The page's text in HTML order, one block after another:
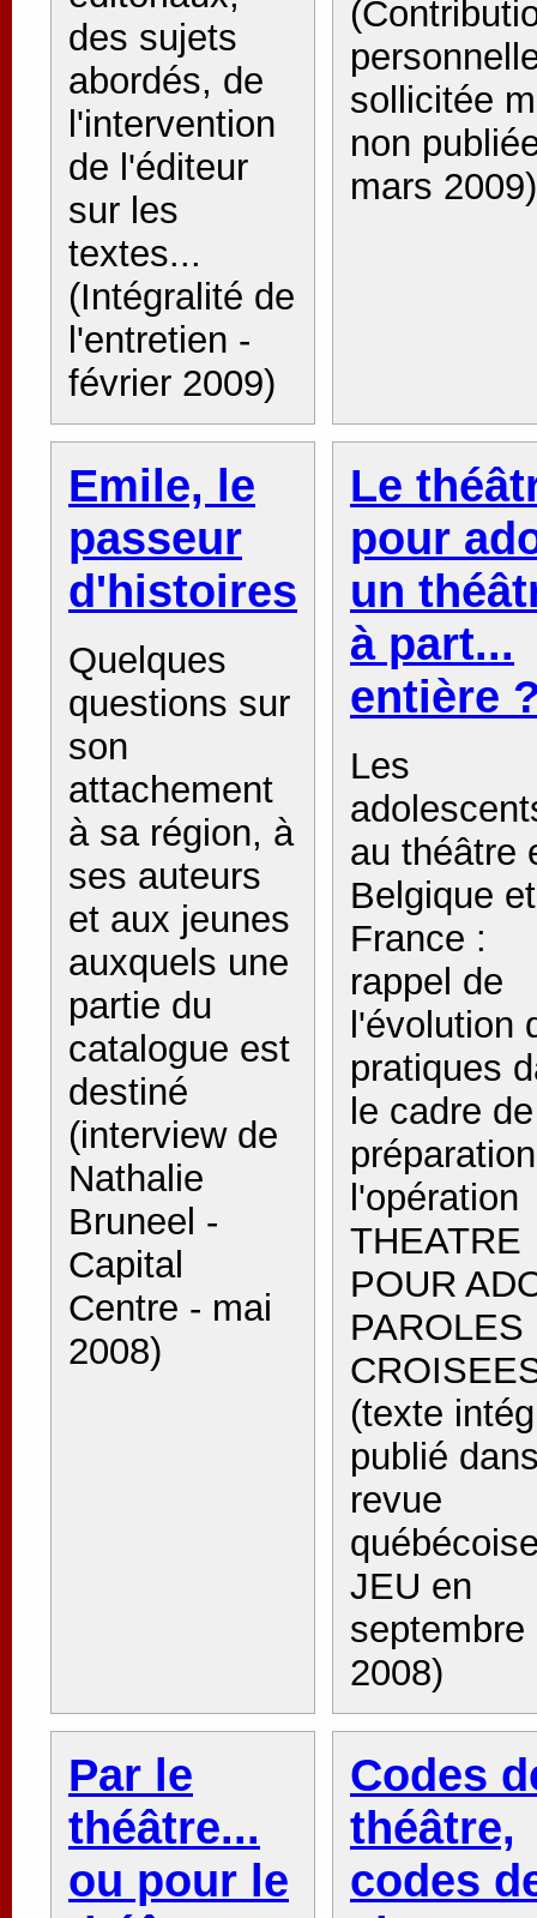
des sujets
abordés, de
l'intervention
de l'éditeur
sur les
textes...
(Intégralité de
l'entretien -
février 2009)
sollicitée
non
mars 2009)
Emile, le
passeur
d'histoires
Quelques
questions sur
son
attachement
à sa région, à
ses auteurs
et aux jeunes
auxquels une
partie du
catalogue est
destiné
(interview de
Nathalie
Bruneel -
Capital
Centre - mai
2008)
Le
pour
un
à part...
entière
Les
au théâtre
Belgique et
France :
rappel de
l'évolution
pratiques
le cadre
l'opération
THEATRE
POUR
PAROLES
(texte
publié
revue
JEU en
septembre
2008)
Par le
théâtre...
ou pour le
Codes
théâtre,
codes